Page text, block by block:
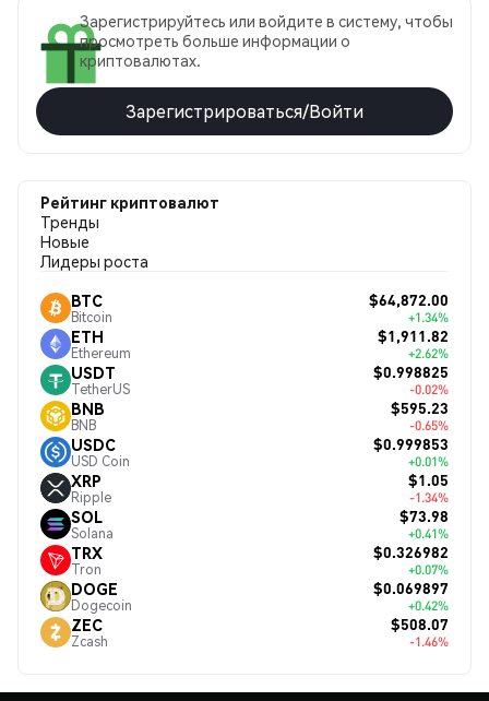
Зарегистрируйтесь или войдите в систему, чтобы
просмотреть больше информации о
криптовалютах.
Зарегистрироваться/Войти
Рейтинг криптовалют
Тренды
Новые
Лидеры роста
BTC
Bitcoin
$64,872.00
+1.34%
ETH
Ethereum
$1,911.82
+2.62%
USDT
TetherUS
$0.998825
-0.02%
BNB
BNB
$595.23
-0.65%
USDC
USD Coin
$0.999853
+0.01%
XRP
Ripple
$1.05
-1.34%
SOL
Solana
$73.98
+0.41%
TRX
Tron
$0.326982
+0.07%
DOGE
Dogecoin
$0.069897
+0.42%
ZEC
Zcash
$508.07
-1.46%